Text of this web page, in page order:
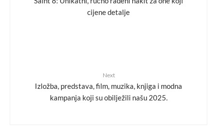
cijene detalje
Next
Izložba, predstava, film, muzika, knjiga i modna
kampanja koji su obilježili našu 2025.